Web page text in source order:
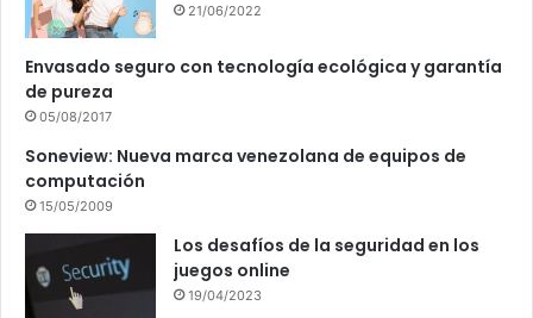
21/06/2022
Envasado seguro con tecnología ecológica y garantía
de pureza
05/08/2017
Soneview: Nueva marca venezolana de equipos de
computación
15/05/2009
Los desafíos de la seguridad en los
juegos online
19/04/2023